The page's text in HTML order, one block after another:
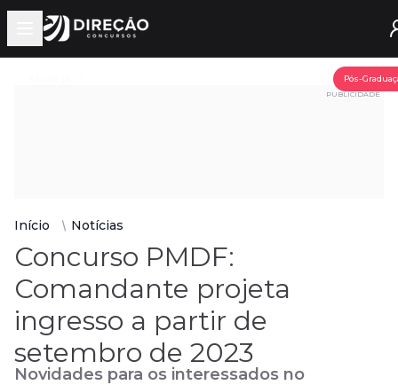
Open main menu
Pós-
PUBLICIDADE
Início Notícias
Concurso PMDF:
Comandante projeta
ingresso a partir de
setembro de 2023
Novidades para os interessados no